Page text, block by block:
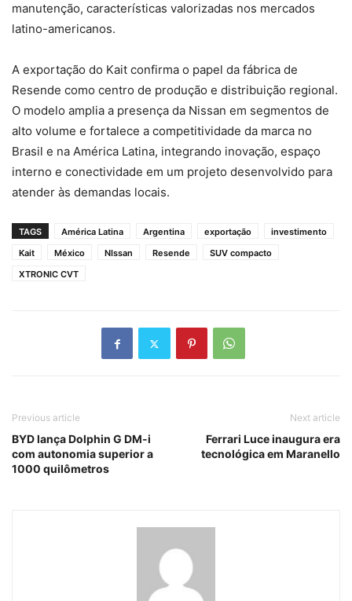
manutenção, características valorizadas nos mercados
latino-americanos.
A exportação do Kait confirma o papel da fábrica de
Resende como centro de produção e distribuição regional.
O modelo amplia a presença da Nissan em segmentos de
alto volume e fortalece a competitividade da marca no
Brasil e na América Latina, integrando inovação, espaço
interno e conectividade em um projeto desenvolvido para
atender às demandas locais.
TAGS América Latina Argentina exportação
investimento
Kait
México NIssan Resende
SUV compacto
XTRONIC CVT
Previous article
BYD lança Dolphin G DM-i
com autonomia superior a
1000 quilômetros
Next article
Ferrari Luce inaugura era
tecnológica em Maranello